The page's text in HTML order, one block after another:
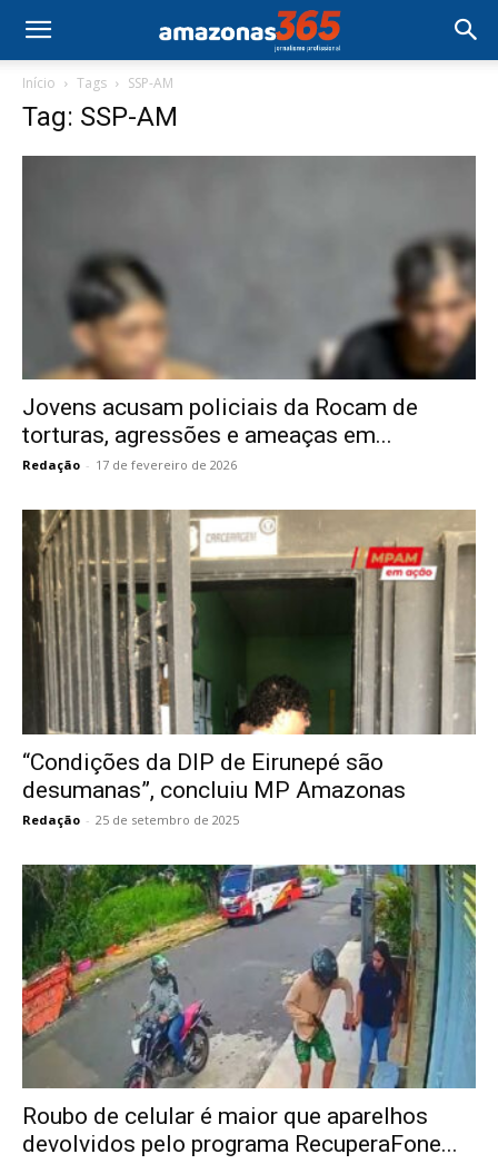
Início Tags SSP-AM
Tag: SSP-AM
Jovens acusam policiais da Rocam de
torturas, agressões e ameaças em...
Redação - 17 de fevereiro de 2026
“Condições da DIP de Eirunepé são
desumanas”, concluiu MP Amazonas
Redação - 25 de setembro de 2025
Roubo de celular é maior que aparelhos
devolvidos pelo programa RecuperaFone...